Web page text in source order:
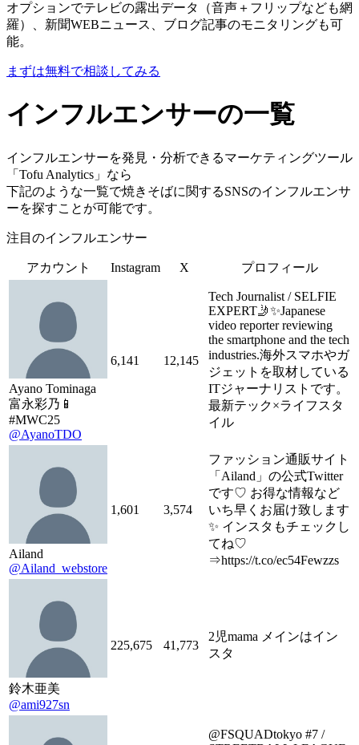
オプションでテレビの露出データ（音声＋フリップなども網
羅）、新聞WEBニュース、ブログ記事のモニタリングも可
能。
まずは無料で相談してみる
インフルエンサーの一覧
インフルエンサーを発見・分析できるマーケティングツール
「Tofu Analytics」なら
下記のような一覧で焼きそばに関するSNSのインフルエンサ
ーを探すことが可能です。
注目のインフルエンサー
アカウント Instagram X プロフィール
Ayano Tominaga
富永彩乃📱
#MWC25
@AyanoTDO
6,141 12,145
Tech Journalist / SELFIE
EXPERT🤳✨Japanese
video reporter reviewing
the smartphone and the tech
industries.海外スマホやガ
ジェットを取材している
ITジャーナリストです。
最新テック×ライフスタ
イル
Ailand
@Ailand_webstore
1,601 3,574
ファッション通販サイト
「Ailand」の公式Twitter
です♡ お得な情報など
いち早くお届け致します
✨ インスタもチェックし
てね♡
⇒https://t.co/ec54Fewzzs
鈴木亜美
@ami927sn
225,675 41,773
2児mama メインはイン
スタ
@FSQUADtokyo #7 /